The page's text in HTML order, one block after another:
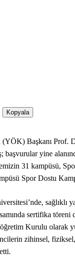
Kopyala
Başkanı Prof.
başvurular yine
31 kampüsü,
Spor Dostu
sağlıklı
sertifika
Kurulu olarak
zihinsel,